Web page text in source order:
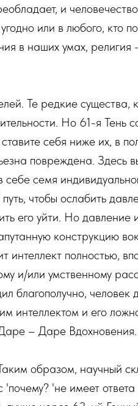
и
или в любого, кто
в наших умах,
Те редкие существа,
Но 61-я Тень
себя ниже их, в
повреждена. Здесь
семя
чтобы ослабить
его уйти. Но
конструкцию
полностью,
и/или умственному
благополучно,
интеллектом и его
– Даре Вдохновения.
образом, научный
'не имеет